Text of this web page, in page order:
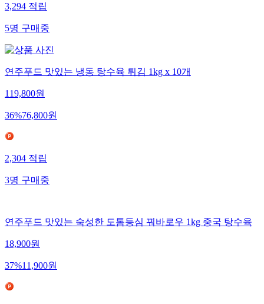
3,294적립
5명구매중
연주푸드 맛있는 냉동 탕수육 튀김 1kg x 10개
119,800원
36%76,800원
2,304적립
3명구매중
연주푸드 맛있는 숙성한 도톰등심 꿔바로우 1kg 중국 탕수육
18,900원
37%11,900원